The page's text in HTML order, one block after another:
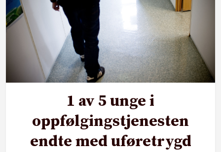
1 av 5 unge i
oppfølgingstjenesten
endte med uføretrygd